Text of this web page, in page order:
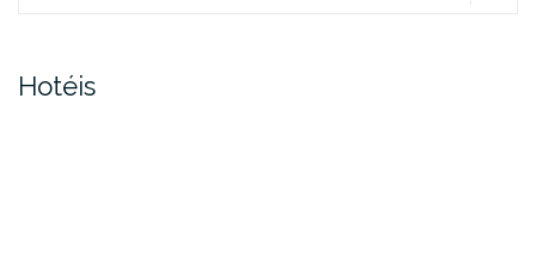
Hotéis